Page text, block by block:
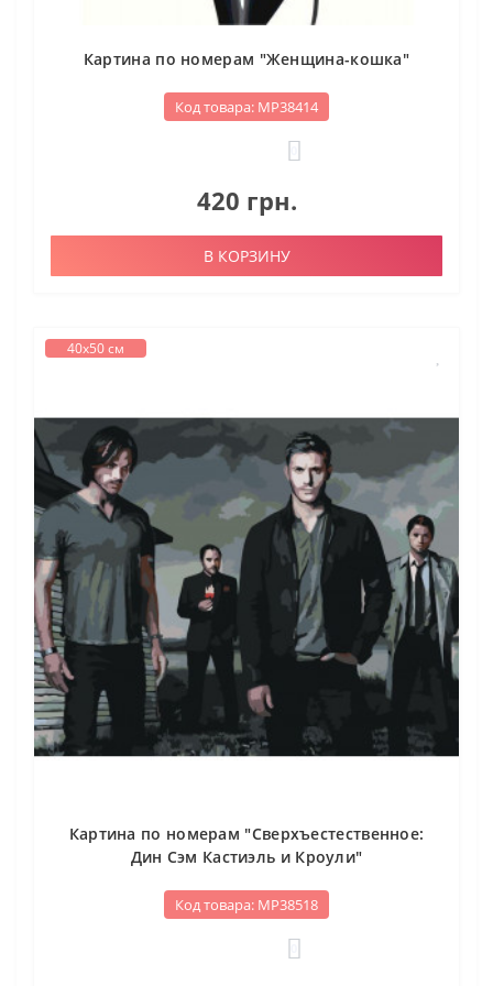
Картина по номерам "Женщина-кошка"
Код товара: МР38414
420 грн.
В КОРЗИНУ
40х50 см
Картина по номерам "Сверхъестественное:
Дин Сэм Кастиэль и Кроули"
Код товара: МР38518